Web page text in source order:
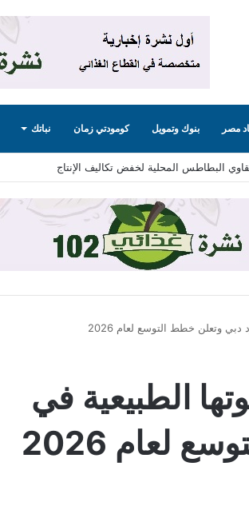
مصر بنوك وتمويل كومودتي زمان نباتك
البطاطس المحلية لخفض تكاليف الإنتاج
وتعلن خطط التوسع لعام 2026
الطبيعية في
لعام 2026